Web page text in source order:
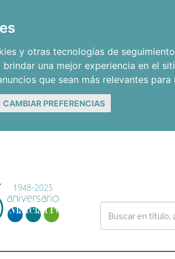
y otras tecnologías de
brindar una mejor experiencia en el
que sean más relevantes para
CAMBIAR PREFERENCIAS